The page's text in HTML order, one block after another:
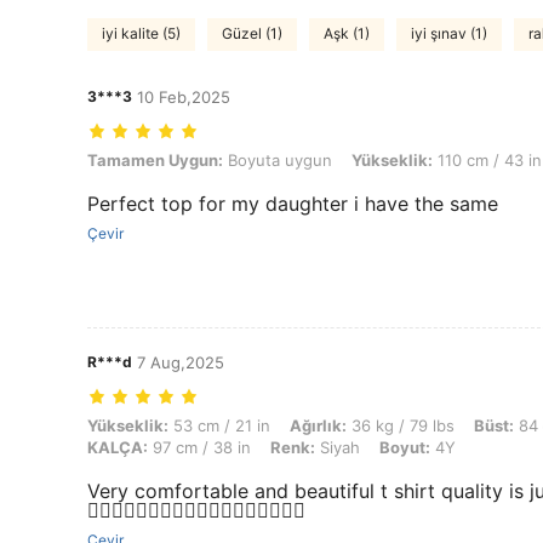
iyi kalite (5) Güzel (1) Aşk (1) iyi şınav (1)
3***3 10 Feb,2025
Tamamen Uygun: Boyuta uygun, Yükseklik: 110 cm / 43 in,
Tamamen Uygun: Boyuta uygun Yükseklik: 110 cm / 43 in
Perfect top for my daughter i have the same
Çevir
R***d 7 Aug,2025
Yükseklik: 53 cm / 21 in, Ağırlık: 36 kg / 79 lbs, Büst: 84 cm / 33
Yükseklik: 53 cm / 21 in Ağırlık: 36 kg / 79 lbs Büst: 84
KALÇA: 97 cm / 38 in Renk: Siyah Boyut: 4Y
Very comfortable and beautiful t shirt quality is just owo
👌🏻👌🏻👌🏻👌🏻👌🏻👌🏻👌🏻👌🏻👌🏻